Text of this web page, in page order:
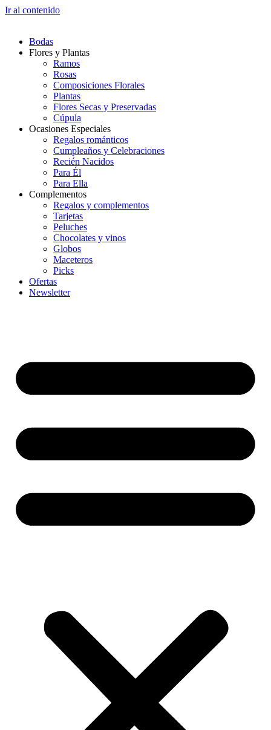
Ir al contenido
Bodas
Flores y Plantas
Ramos
Rosas
Composiciones Florales
Plantas
Flores Secas y Preservadas
Cúpula
Ocasiones Especiales
Regalos románticos
Cumpleaños y Celebraciones
Recién Nacidos
Para Él
Para Ella
Complementos
Regalos y complementos
Tarjetas
Peluches
Chocolates y vinos
Globos
Maceteros
Picks
Ofertas
Newsletter